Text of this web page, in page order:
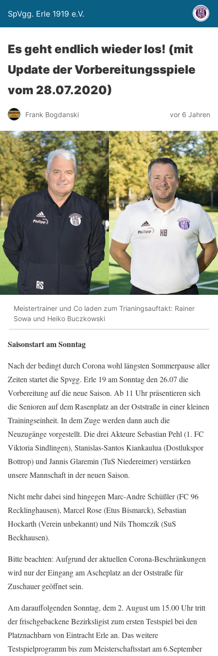
SpVgg. Erle 1919 e.V.
Es geht endlich wieder los! (mit
Update der Vorbereitungsspiele
vom 28.07.2020)
Frank Bogdanski vor 6 Jahren
Meistertrainer und Co laden zum Trianingsauftakt: Rainer
Sowa und Heiko Buczkowski
Saisonstart am Sonntag
Nach der bedingt durch Corona wohl längsten Sommerpause aller
Zeiten startet die Spvgg. Erle 19 am Sonntag den 26.07 die
Vorbereitung auf die neue Saison. Ab 11 Uhr präsentieren sich
die Senioren auf dem Rasenplatz an der Oststraße in einer kleinen
Trainingseinheit. In dem Zuge werden dann auch die
Neuzugänge vorgestellt. Die drei Akteure Sebastian Pehl (1. FC
Viktoria Sindlingen), Stanislas-Santos Kiankaulua (Dostlukspor
Bottrop) und Jannis Glaremin (TuS Niedereimer) verstärken
unsere Mannschaft in der neuen Saison.
Nicht mehr dabei sind hingegen Marc-Andre Schüßler (FC 96
Recklinghausen), Marcel Rose (Etus Bismarck), Sebastian
Hockarth (Verein unbekannt) und Nils Thomczik (SuS
Beckhausen).
Bitte beachten: Aufgrund der aktuellen Corona-Beschränkungen
wird nur der Eingang am Ascheplatz an der Oststraße für
Zuschauer geöffnet sein.
Am darauffolgenden Sonntag, dem 2. August um 15.00 Uhr tritt
der frischgebackene Bezirksligist zum ersten Testspiel bei den
Platznachbarn von Eintracht Erle an. Das weitere
Testspielprogramm bis zum Meisterschaftsstart am 6.September